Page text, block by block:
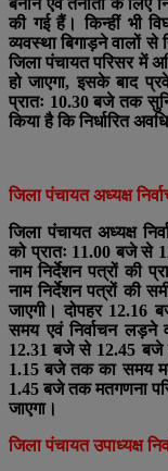
की गई हैं। किन्हीं भी
व्यवस्था बिगाड़ने वालों
जिला पंचायत परिसर में
हो जाएगा, इसके बाद
प्रातः 10.30 बजे तक
किया है कि निर्धारित
जिला पंचायत अध्यक्ष
जिला पंचायत अध्यक्ष
को प्रातः 11.00 बजे से
नाम निर्देशन पत्रों की
नाम निर्देशन पत्रों की
जाएगी। दोपहर 12.16
समय एवं निर्वाचन लड़ने
12.31 बजे से 12.45 बजे
1.15 बजे तक का समय
1.45 बजे तक मतगणना
जाएगा।
जिला पंचायत उपाध्यक्ष